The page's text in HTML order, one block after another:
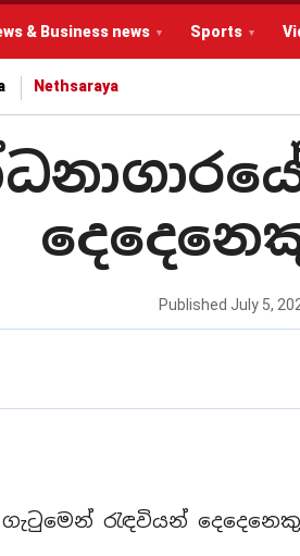
& Business news Sports
Nethsaraya
Published July 5,
රැඳවියන්